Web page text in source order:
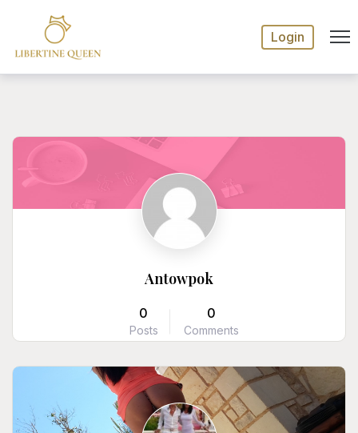
Login
Antowpok
0
Posts
0
Comments